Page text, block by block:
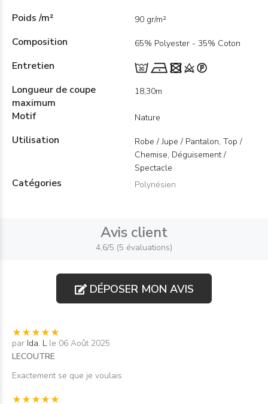
Poids /m² 90 gr/m²
Composition 65% Polyester - 35% Coton
Entretien
Longueur de coupe
maximum
18,30m
Motif Nature
Utilisation
Robe / Jupe / Pantalon, Top /
Chemise, Déguisement /
Spectacle
Catégories Polynésien
Avis client
4,6/5 (5 évaluations)
DÉPOSER MON AVIS
par Ida. L le 06 Août 2025
LECOUTRE
Exactement se que je voulais